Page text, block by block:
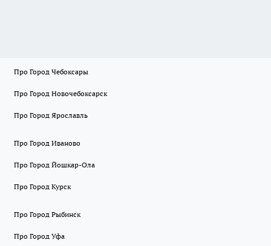
Про Город Чебоксары
Про Город Новочебоксарск
Про Город Ярославль
Про Город Иваново
Про Город Йошкар-Ола
Про Город Курск
Про Город Рыбинск
Про Город Уфа